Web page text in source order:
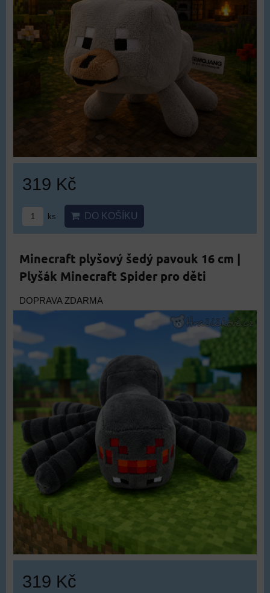
319 Kč
ks DO KOŠÍKU
Minecraft plyšový šedý pavouk 16 cm |
Plyšák Minecraft Spider pro děti
DOPRAVA ZDARMA
319 Kč